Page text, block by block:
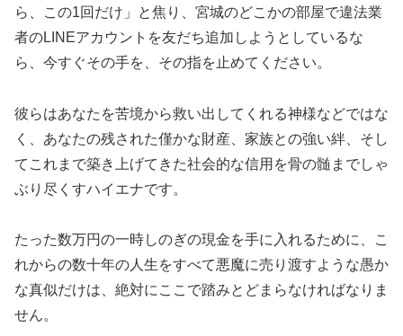
ら、この1回だけ」と焦り、宮城のどこかの部屋で違法業
者のLINEアカウントを友だち追加しようとしているな
ら、今すぐその手を、その指を止めてください。
彼らはあなたを苦境から救い出してくれる神様などではな
く、あなたの残された僅かな財産、家族との強い絆、そし
てこれまで築き上げてきた社会的な信用を骨の髄までしゃ
ぶり尽くすハイエナです。
たった数万円の一時しのぎの現金を手に入れるために、こ
れからの数十年の人生をすべて悪魔に売り渡すような愚か
な真似だけは、絶対にここで踏みとどまらなければなりま
せん。